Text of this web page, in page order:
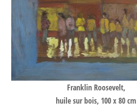
Franklin Roosevelt,
huile sur bois, 100 x 80 cm